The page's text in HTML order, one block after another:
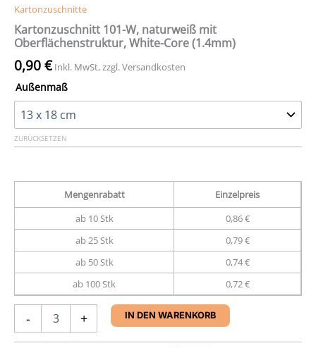
Kartonzuschnitte
Kartonzuschnitt 101-W, naturweiß mit
Oberflächenstruktur, White-Core (1.4mm)
0,90€ Inkl. MwSt, zzgl. Versandkosten
Außenmaß
ZURÜCKSETZEN
Mengenrabatt
Einzelpreis
ab 10 Stk
0,86 €
ab 25 Stk
0,79 €
ab 50 Stk
0,74 €
ab 100 Stk
0,72 €
-
101-
W,
+ IN DEN WARENKORB